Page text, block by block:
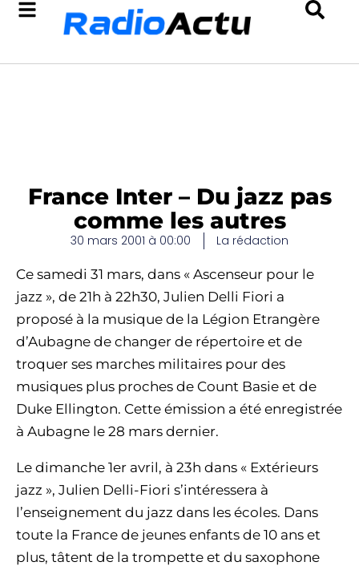
France Inter – Du jazz pas
comme les autres
30 mars 2001 à 00:00 La rédaction
Ce samedi 31 mars, dans « Ascenseur pour le
jazz », de 21h à 22h30, Julien Delli Fiori a
proposé à la musique de la Légion Etrangère
d’Aubagne de changer de répertoire et de
troquer ses marches militaires pour des
musiques plus proches de Count Basie et de
Duke Ellington. Cette émission a été enregistrée
à Aubagne le 28 mars dernier.
Le dimanche 1er avril, à 23h dans « Extérieurs
jazz », Julien Delli-Fiori s’intéressera à
l’enseignement du jazz dans les écoles. Dans
toute la France de jeunes enfants de 10 ans et
plus, tâtent de la trompette et du saxophone